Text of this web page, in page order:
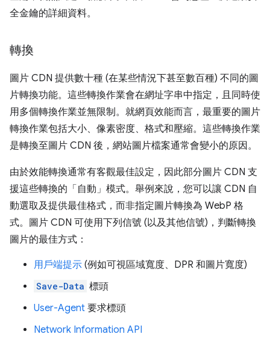
全金鑰的詳細資料。
轉換
圖片 CDN 提供數十種 (在某些情況下甚至數百種) 不同的圖
片轉換功能。這些轉換作業會在網址字串中指定，且同時使
用多個轉換作業並無限制。就網頁效能而言，最重要的圖片
轉換作業包括大小、像素密度、格式和壓縮。這些轉換作業
是轉換至圖片 CDN 後，網站圖片檔案通常會變小的原因。
由於效能轉換通常有客觀最佳設定，因此部分圖片 CDN 支
援這些轉換的「自動」模式。舉例來說，您可以讓 CDN 自
動選取及提供最佳格式，而非指定圖片轉換為 WebP 格
式。圖片 CDN 可使用下列信號 (以及其他信號)，判斷轉換
圖片的最佳方式：
用戶端提示 (例如可視區域寬度、DPR 和圖片寬度)
Save-Data 標頭
User-Agent 要求標頭
Network Information API